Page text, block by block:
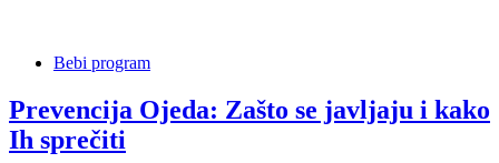
Bebi program
Prevencija Ojeda: Zašto se javljaju i kako
Ih sprečiti